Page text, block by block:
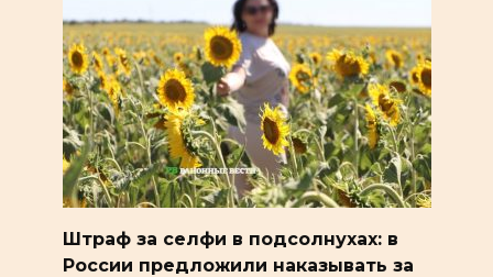
Штраф за селфи в подсолнухах: в
России предложили наказывать за